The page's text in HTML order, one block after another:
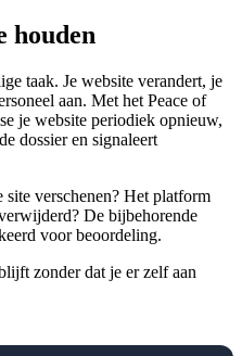
houden
taak. Je website verandert, je
aan. Met het Peace of
je website periodiek opnieuw,
dossier en signaleert
verschenen? Het platform
De bijbehorende
voor beoordeling.
zonder dat je er zelf aan